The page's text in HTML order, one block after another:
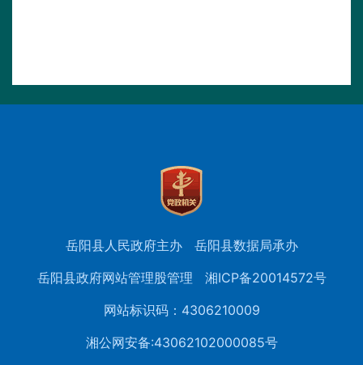
岳阳县人民政府主办
岳阳县数据局承办
岳阳县政府网站管理股管理
湘ICP备20014572号
网站标识码：4306210009
湘公网安备:43062102000085号